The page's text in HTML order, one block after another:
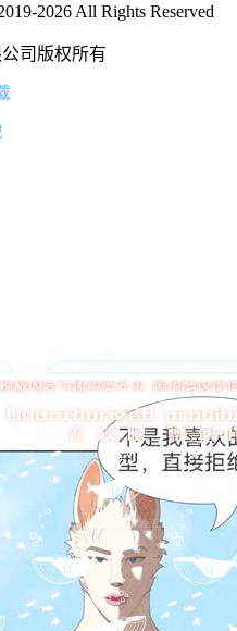
2026 All Rights Reserved
司版权所有